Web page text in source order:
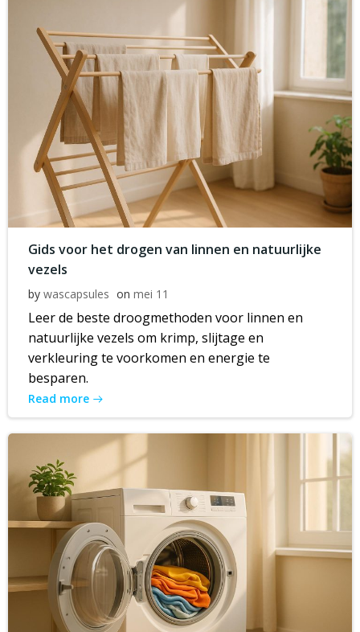
Gids voor het drogen van linnen en natuurlijke
vezels
by wascapsules on mei 11
Leer de beste droogmethoden voor linnen en
natuurlijke vezels om krimp, slijtage en
verkleuring te voorkomen en energie te
besparen.
Read more